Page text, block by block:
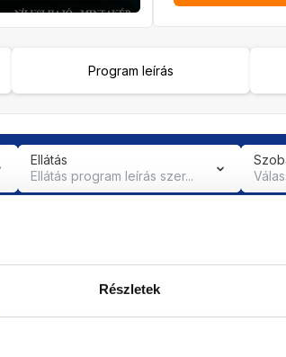
Részletek
Program leírás
Ellátás
Ellátás program leírás szer...
Dec Jan Feb
Inclusive